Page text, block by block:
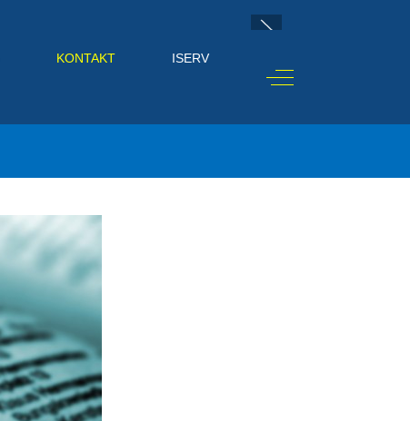
KONTAKT ISERV
Off-Canvas Toggle